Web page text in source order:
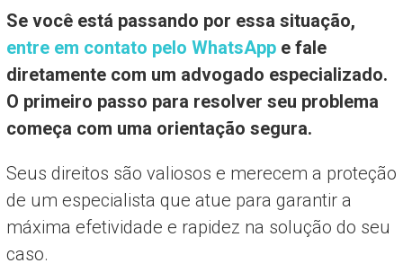
Se você está passando por essa situação,
entre em contato pelo WhatsAppe fale
diretamente com um advogado especializado.
O primeiro passo para resolver seu problema
começa com uma orientação segura.
Seus direitos são valiosos e merecem a proteção
de um especialista que atue para garantir a
máxima efetividade e rapidez na solução do seu
caso.